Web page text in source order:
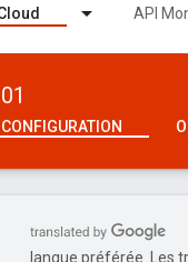
API
CONFIGURATION
langue préférée. Les